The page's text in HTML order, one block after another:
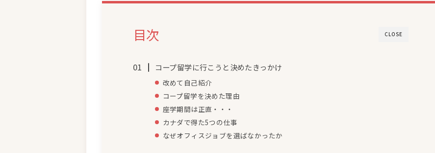
CLOSE
目次
コープ留学に行こうと決めたきっかけ
改めて自己紹介
コープ留学を決めた理由
座学期間は正直・・・
カナダで得た5つの仕事
なぜオフィスジョブを選ばなかったか